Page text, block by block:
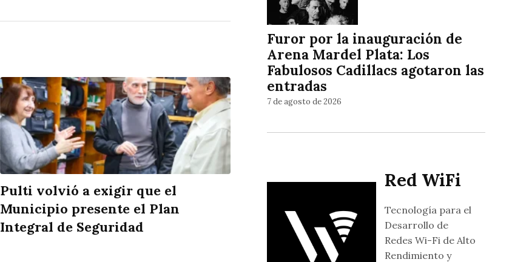
Pulti volvió a exigir que el
Municipio presente el Plan
Integral de Seguridad
Furor por la inauguración de
Arena Mardel Plata: Los
Fabulosos Cadillacs agotaron las
entradas
7 de agosto de 2026
Red WiFi
Tecnología para el
Desarrollo de
Redes Wi-Fi de Alto
Rendimiento y